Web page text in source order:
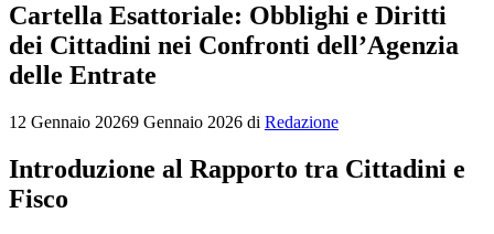
Cartella Esattoriale: Obblighi e Diritti
dei Cittadini nei Confronti dell’Agenzia
delle Entrate
12 Gennaio 20269 Gennaio 2026 di Redazione
Introduzione al Rapporto tra Cittadini e
Fisco